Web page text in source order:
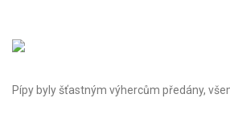
Pípy byly šťastným výhercům předány,